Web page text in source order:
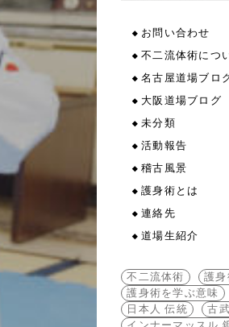
お問い合わせ
不二流体術につ
名古屋道場ブロ
大阪道場ブログ
未分類
活動報告
稽古風景
護身術とは
連絡先
道場生紹介
不二流体術 護身
護身術を学ぶ意味
日本人 伝統
古